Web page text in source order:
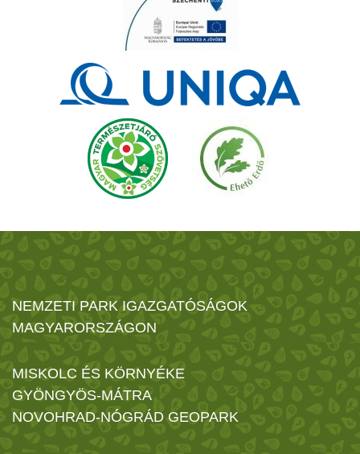
NEMZETI PARK IGAZGATÓSÁGOK
MAGYARORSZÁGON
MISKOLC ÉS KÖRNYÉKE
GYÖNGYÖS-MÁTRA
NOVOHRAD-NÓGRÁD GEOPARK